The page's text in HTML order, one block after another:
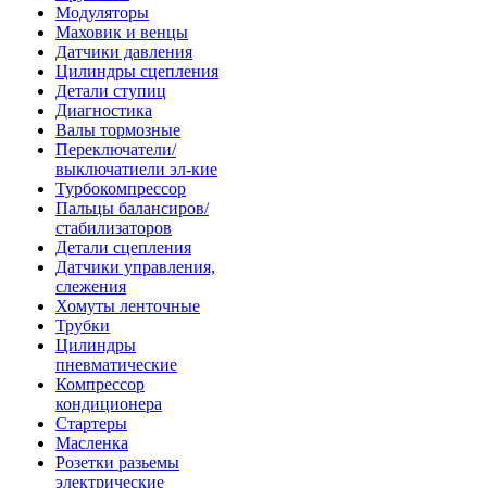
Модуляторы
Маховик и венцы
Датчики давления
Цилиндры сцепления
Детали ступиц
Диагностика
Валы тормозные
Переключатели/
выключатиели эл-кие
Турбокомпрессор
Пальцы балансиров/
стабилизаторов
Детали сцепления
Датчики управления,
слежения
Хомуты ленточные
Трубки
Цилиндры
пневматические
Компрессор
кондиционера
Стартеры
Масленка
Розетки разьемы
электрические